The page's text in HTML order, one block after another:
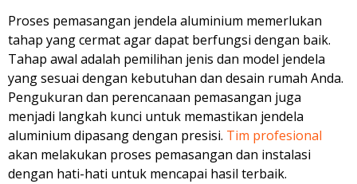
Proses pemasangan jendela aluminium memerlukan
tahap yang cermat agar dapat berfungsi dengan baik.
Tahap awal adalah pemilihan jenis dan model jendela
yang sesuai dengan kebutuhan dan desain rumah Anda.
Pengukuran dan perencanaan pemasangan juga
menjadi langkah kunci untuk memastikan jendela
aluminium dipasang dengan presisi. Tim profesional
akan melakukan proses pemasangan dan instalasi
dengan hati-hati untuk mencapai hasil terbaik.